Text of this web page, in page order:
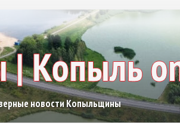
новости Копыльщины